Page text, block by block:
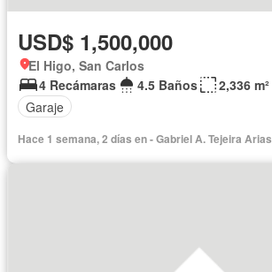
USD$ 1,500,000
El Higo, San Carlos
4 Recámaras
4.5 Baños
2,336 m²
Garaje
Hace 1 semana, 2 días en - Gabriel A. Tejeira Arias